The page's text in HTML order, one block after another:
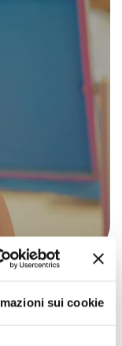
sui cookie
Italiani!
il: 20-05-2024